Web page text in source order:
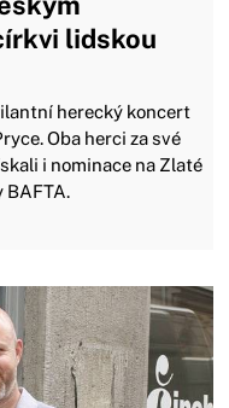
lidskou
herecký koncert
Oba herci za své
i nominace na Zlaté
BAFTA.